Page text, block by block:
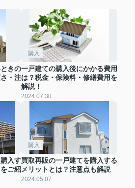
きの
・注
購入
一戸建ての購入後にかかる費用
は？税金・保険料・修繕費用を
解説！
2024.07.30
入す
ご紹
購入
買取再販の一戸建てを購入する
メリットとは？注意点も解説
2024.05.07